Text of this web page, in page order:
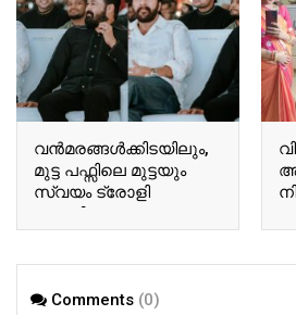
വന്‍മരങ്ങള്‍ക്കിടയിലും,
മുട്ട പഫ്സിലെ മുട്ടയും
സ്വയം ട്രോളി
ബേസിലും
ടോവിനോയും!
Viral Photo
Comments (0)